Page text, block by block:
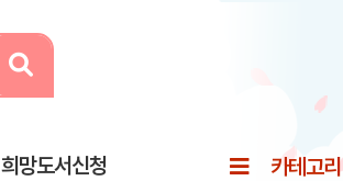
희망도서신청 카테고리